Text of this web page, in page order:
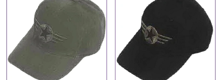
μπορούν
στη
σελίδα
προϊόντος